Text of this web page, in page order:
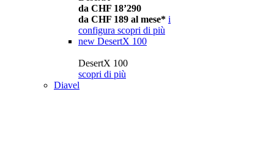
da CHF 18’290
da CHF 189 al mese* i
configura scopri di più
new DesertX 100
DesertX 100
scopri di più
Diavel